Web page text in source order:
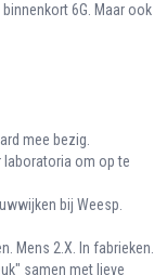
6G. Maar ook
mee bezig.
laboratoria om op te
bij Weesp.
Mens 2.X. In fabrieken.
samen met lieve